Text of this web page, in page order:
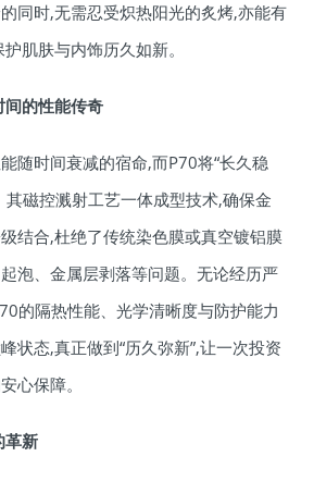
同时,无需忍受炽热阳光的炙烤,亦能有
肌肤与内饰历久如新。
的性能传奇
随时间衰减的宿命,而P70将“长久稳
其磁控溅射工艺一体成型技术,确保金
结合,杜绝了传统染色膜或真空镀铝膜
泡、金属层剥落等问题。无论经历严
的隔热性能、光学清晰度与防护能力
状态,真正做到“历久弥新”,让一次投资
心保障。
革新